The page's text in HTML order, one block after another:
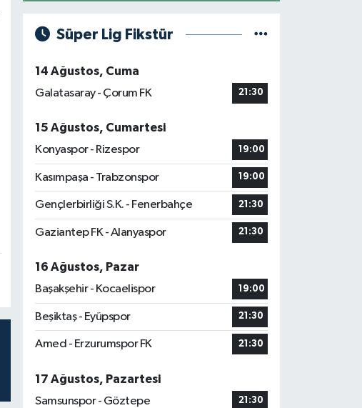
Süper Lig Fikstür
14 Ağustos, Cuma
Galatasaray - Çorum FK
21:30
15 Ağustos, Cumartesi
Konyaspor - Rizespor
19:00
Kasımpaşa - Trabzonspor 19:00
Gençlerbirliği S.K. - Fenerbahçe 21:30
Gaziantep FK - Alanyaspor 21:30
16 Ağustos, Pazar
Başakşehir - Kocaelispor
19:00
Beşiktaş - Eyüpspor 21:30
Amed - Erzurumspor FK 21:30
17 Ağustos, Pazartesi
Samsunspor - Göztepe
21:30